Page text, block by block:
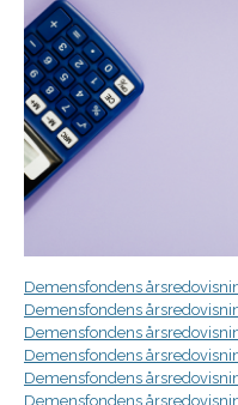
Demensfondens
Demensfondens
Demensfondens
Demensfondens
Demensfondens
Demensfondens